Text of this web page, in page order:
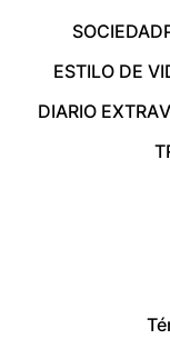
SOCIEDAD
ESTILO DE
DIARIO EXTRA